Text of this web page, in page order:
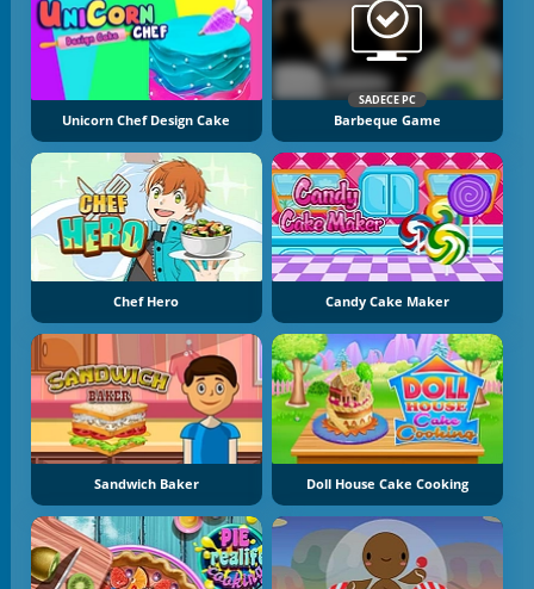
Unicorn Chef Design Cake
SADECE PC
Barbeque Game
Chef Hero Candy Cake Maker
Sandwich Baker Doll House Cake Cooking